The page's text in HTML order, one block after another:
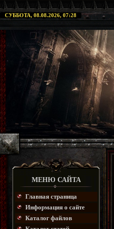
СУББОТА, 08.08.2026, 07:28
МЕНЮ САЙТА
Главная страница
Информация о сайте
Каталог файлов